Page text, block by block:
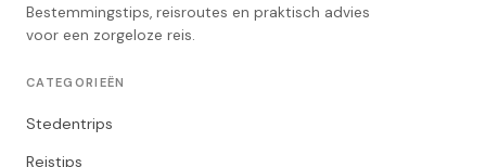
Bestemmingstips, reisroutes en praktisch advies
voor een zorgeloze reis.
CATEGORIEËN
Stedentrips
Reistips